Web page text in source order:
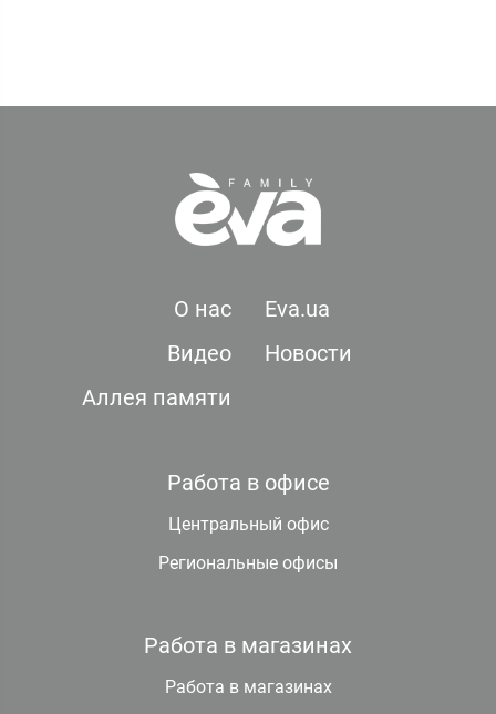
О нас
Eva.ua
Видео
Новости
Аллея памяти
Работа в офисе
Центральный офис
Региональные офисы
Работа в магазинах
Работа в магазинах